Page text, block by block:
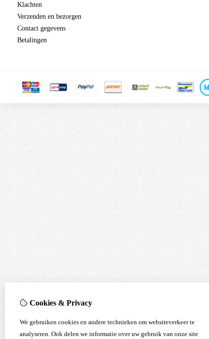
Klachten
Verzenden en bezorgen
Contact gegevens
Betalingen
Cookies & Privacy
We gebruiken cookies en andere technieken om websiteverkeer te
analyseren. Ook delen we informatie over uw gebruik van onze site